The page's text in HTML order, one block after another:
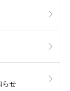
らせ